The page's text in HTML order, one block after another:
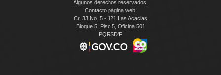
Algunos derechos reservados.
Contacto página web:
Cr. 33 No. 5 - 121 Las Acacias
Bloque 5, Piso 5, Oficina 501
PQRSD'F